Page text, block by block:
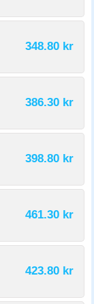
348.80 kr
386.30 kr
398.80 kr
461.30 kr
423.80 kr